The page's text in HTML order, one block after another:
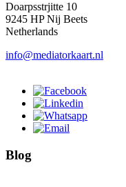
Doarpsstrjitte 10
9245 HP Nij Beets
Netherlands
info@mediatorkaart.nl
Blog